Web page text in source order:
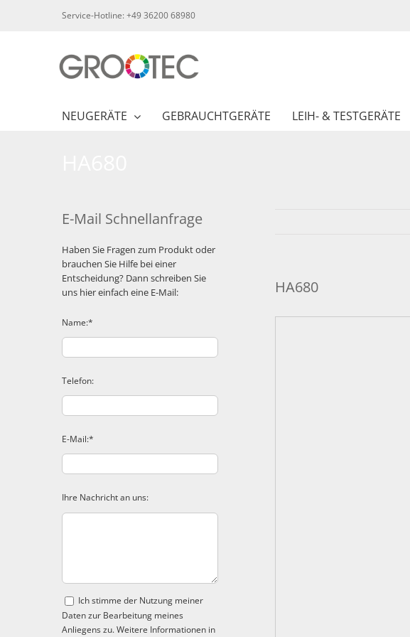
Service-Hotline: +49 36200 68980
NEUGERÄTE GEBRAUCHTGERÄTE LEIH- & TESTGERÄTE
HA680
E-Mail Schnellanfrage
Haben Sie Fragen zum Produkt oder
brauchen Sie Hilfe bei einer
Entscheidung? Dann schreiben Sie
uns hier einfach eine E-Mail:
Name:*
Telefon:
E-Mail:*
Ihre Nachricht an uns:
Ich stimme der Nutzung meiner
Daten zur Bearbeitung meines
Anliegens zu. Weitere Informationen in